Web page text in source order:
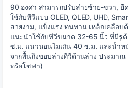
90 องศา สามารถปรับส่ายซ้าย-ขวา, ยื
ใช้กับทีวีแบบ OLED, QLED, UHD,
สวยงาม, แข็งแรง ทนทาน เหล็กเคลือบ
แนะนำใช้กับทีวีขนาด 32-65 นิ้ว ที่มีรูด้
ซ.ม. แนวนอนไม่เกิน 40 ซ.ม. และน้ำห
จากพื้นถึงขอบล่างทีวีด้านล่าง ประมาณ
หรือโซฟา)